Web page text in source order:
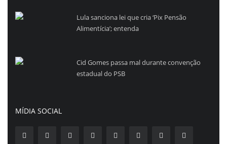
Lula sanciona lei que cria ‘Pix Pensão
Alimentícia’; entenda
Cid Gomes passa mal durante convenção
estadual do PSB
MÍDIA SOCIAL